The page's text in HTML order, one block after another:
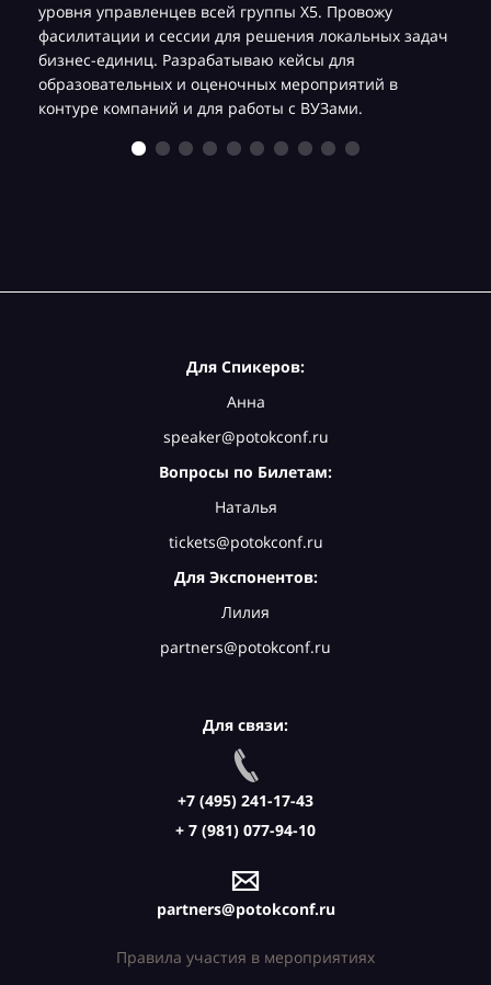
уровня управленцев всей группы Х5. Провожу
фасилитации и сессии для решения локальных задач
бизнес-единиц. Разрабатываю кейсы для
образовательных и оценочных мероприятий в
контуре компаний и для работы с ВУЗами.
Для Спикеров:
Анна
speaker@potokconf.ru
Вопросы по Билетам:
Наталья
tickets@potokconf.ru
Для Экспонентов:
Лилия
partners@potokconf.ru
Для связи:
+7 (495) 241-17-43
+ 7 (981) 077-94-10
partners@potokconf.ru
Правила участия в мероприятиях